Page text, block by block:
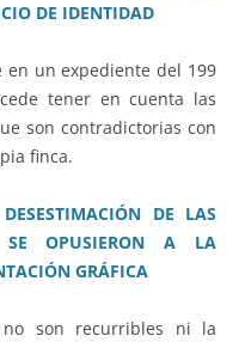
DE IDENTIDAD
en un expediente del 199
tener en cuenta las
son contradictorias con
finca.
DE LAS
SE OPUSIERON A LA
GRÁFICA
son recurribles ni la